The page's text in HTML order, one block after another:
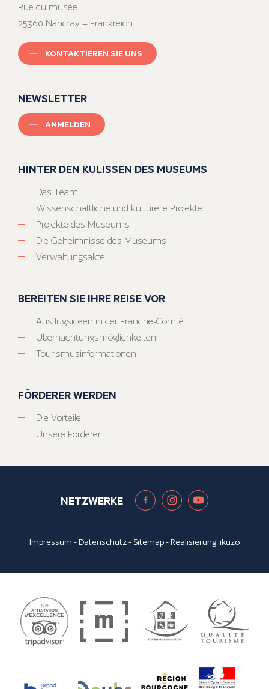
Rue du musée
25360 Nancray – Frankreich
KONTAKTIEREN SIE UNS
NEWSLETTER
ANMELDEN
HINTER DEN KULISSEN DES MUSEUMS
Das Team
Wissenschaftliche und kulturelle Projekte
Projekte des Museums
Die Geheimnisse des Museums
Verwaltungsakte
BEREITEN SIE IHRE REISE VOR
Ausflugsideen in der Franche-Comté
Übernachtungsmöglichkeiten
Tourismusinformationen
FÖRDERER WERDEN
Die Vorteile
Unsere Förderer
NETZWERKE
Impressum -Datenschutz- Sitemap- Realisierung:ikuzo